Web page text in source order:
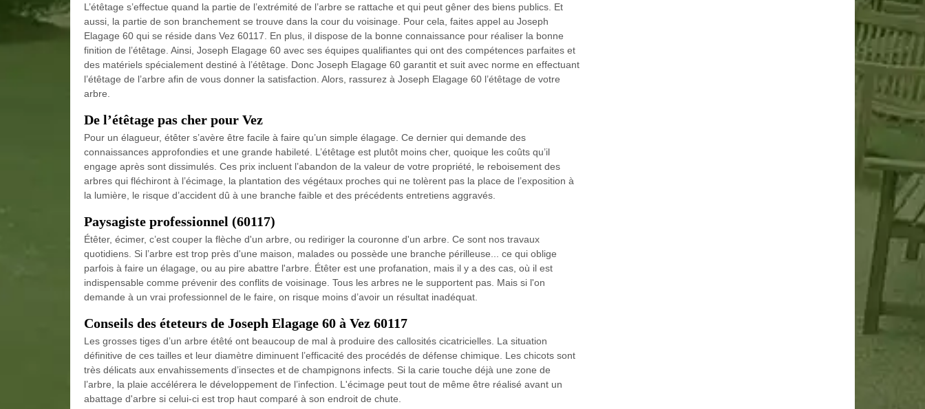
L’étêtage s’effectue quand la partie de l’extrémité de l’arbre se rattache et qui peut gêner des biens publics. Et
aussi, la partie de son branchement se trouve dans la cour du voisinage. Pour cela, faites appel au Joseph
Elagage 60 qui se réside dans Vez 60117. En plus, il dispose de la bonne connaissance pour réaliser la bonne
finition de l’étêtage. Ainsi, Joseph Elagage 60 avec ses équipes qualifiantes qui ont des compétences parfaites et
des matériels spécialement destiné à l’étêtage. Donc Joseph Elagage 60 garantit et suit avec norme en effectuant
l’étêtage de l’arbre afin de vous donner la satisfaction. Alors, rassurez à Joseph Elagage 60 l’étêtage de votre
arbre.
De l’étêtage pas cher pour Vez
Pour un élagueur, étêter s’avère être facile à faire qu’un simple élagage. Ce dernier qui demande des
connaissances approfondies et une grande habileté. L’étêtage est plutôt moins cher, quoique les coûts qu’il
engage après sont dissimulés. Ces prix incluent l’abandon de la valeur de votre propriété, le reboisement des
arbres qui fléchiront à l’écimage, la plantation des végétaux proches qui ne tolèrent pas la place de l’exposition à
la lumière, le risque d’accident dû à une branche faible et des précédents entretiens aggravés.
Paysagiste professionnel (60117)
Étêter, écimer, c’est couper la flèche d'un arbre, ou rediriger la couronne d'un arbre. Ce sont nos travaux
quotidiens. Si l’arbre est trop près d'une maison, malades ou possède une branche périlleuse... ce qui oblige
parfois à faire un élagage, ou au pire abattre l'arbre. Étêter est une profanation, mais il y a des cas, où il est
indispensable comme prévenir des conflits de voisinage. Tous les arbres ne le supportent pas. Mais si l'on
demande à un vrai professionnel de le faire, on risque moins d’avoir un résultat inadéquat.
Conseils des éteteurs de Joseph Elagage 60 à Vez 60117
Les grosses tiges d’un arbre étêté ont beaucoup de mal à produire des callosités cicatricielles. La situation
définitive de ces tailles et leur diamètre diminuent l’efficacité des procédés de défense chimique. Les chicots sont
très délicats aux envahissements d’insectes et de champignons infects. Si la carie touche déjà une zone de
l’arbre, la plaie accélérera le développement de l’infection. L'écimage peut tout de même être réalisé avant un
abattage d'arbre si celui-ci est trop haut comparé à son endroit de chute.